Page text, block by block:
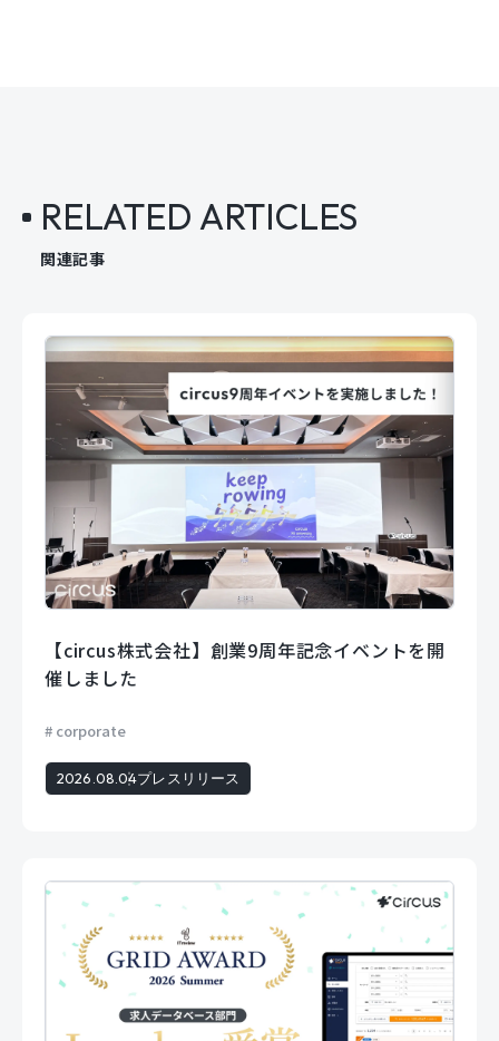
RELATED ARTICLES
関連記事
【circus株式会社】創業9周年記念イベントを開
催しました
corporate
2026.08.04プレスリリース